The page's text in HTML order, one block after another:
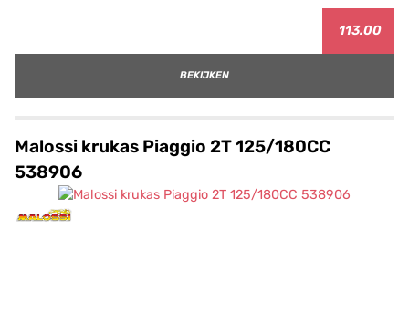
113.00
BEKIJKEN
Malossi krukas Piaggio 2T 125/180CC
538906